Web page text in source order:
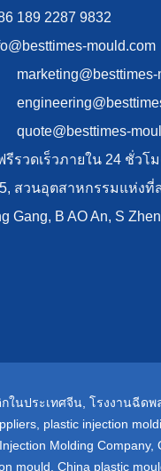
189 2287 9832
mould.com
quote@besttimes-
รีรวดเร็วภายใน 24 ชั่วโม
สวนอุตสาหกรรมแห่งที่
Gang, B AO An, S
ในประเทศจีน โรงงานฉีดพ
plastic injection
Molding Company,
mould China plastic